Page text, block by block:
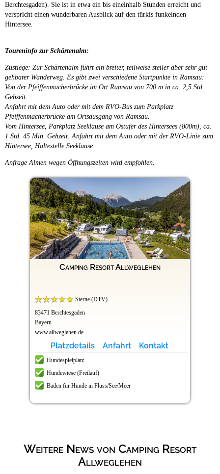
Berchtesgaden). Sie ist in etwa ein bis eineinhalb Stunden erreicht und
verspricht einen wunderbaren Ausblick auf den türkis funkelnden
Hintersee.
Toureninfo zur Schärtenalm:
Zustiege: Zur Schärtenalm führt ein breiter, teilweise steiler aber sehr gut
gehbarer Wanderweg. Es gibt zwei verschiedene Startpunkte in Ramsau:
Von der Pfeiffenmacherbrücke im Ort Ramsau von 700 m in ca. 2,5 Std.
Gehzeit.
Anfahrt mit dem Auto oder mit dem RVO-Bus zum Parkplatz
Pfeiffenmacherbrücke am Ortsausgang von Ramsau.
Vom Hintersee, Parkplatz Seeklause am Ostufer des Hintersees (800m), ca.
1 Std. 45 Min. Gehzeit. Anfahrt mit dem Auto oder mit der RVO-Linie zum
Hintersee, Haltestelle Seeklause.
Anfrage Almen wegen Öffnungszeiten wird empfohlen.
Camping Resort Allweglehen
Sterne (DTV)
83471 Berchtesgaden
Bayern
www.allweglehen.de
Platzdetails Anfahrt Kontakt
Hundespielplatz
Hundewiese (Freilauf)
Baden für Hunde in Fluss/See/Meer
Weitere News von Camping Resort
Allweglehen